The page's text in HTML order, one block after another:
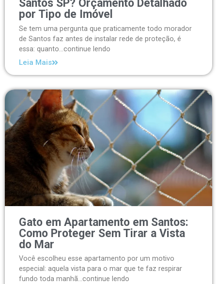
Santos SP? Orçamento Detalhado
por Tipo de Imóvel
Se tem uma pergunta que praticamente todo morador
de Santos faz antes de instalar rede de proteção, é
essa: quanto...continue lendo
Leia Mais
Gato em Apartamento em Santos:
Como Proteger Sem Tirar a Vista
do Mar
Você escolheu esse apartamento por um motivo
especial: aquela vista para o mar que te faz respirar
fundo toda manhã...continue lendo